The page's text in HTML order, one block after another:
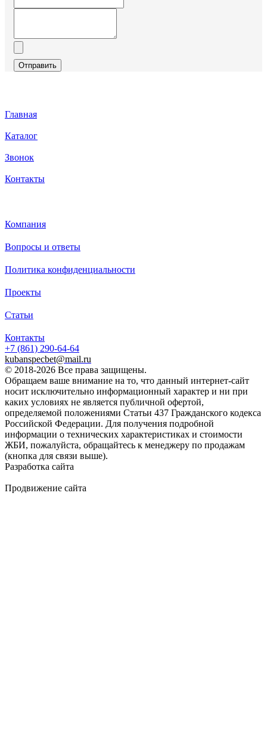
Отправить
Главная
Каталог
Звонок
Контакты
Компания
Вопросы и ответы
Политика конфиденциальности
Проекты
Статьи
Контакты
+7 (861) 290-64-64
kubanspecbet@mail.ru
© 2018-2026 Все права защищены.
Обращаем ваше внимание на то, что данный интернет-сайт
носит исключительно информационный характер и ни при
каких условиях не является публичной офертой,
определяемой положениями Статьи 437 Гражданского кодекса
Российской Федерации. Для получения подробной
информации о технических характеристиках и стоимости
ЖБИ, пожалуйста, обращайтесь к менеджеру по продажам
(кнопка для связи выше).
Разработка сайта
Продвижение сайта